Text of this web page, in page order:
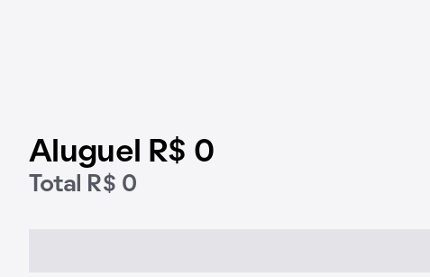
Aluguel R$ 0
Total R$ 0